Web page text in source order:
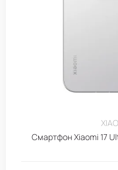
Смартфон Xiaomi 17